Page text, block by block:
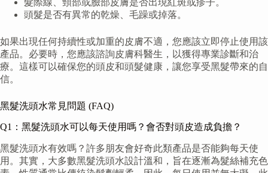
頭髮是否有異常的乾燥、毛躁或掉落。
如果出現任何持續性或加重的皮膚不適，您應該立即停止使用該
產品。必要時，您應該諮詢皮膚科醫生，以獲得專業診斷和治
療。這樣可以確保您的頭皮和頭髮健康，讓您享受黑髮帶來的自
信。
黑髮洗頭水常見問題 (FAQ)
Q1：黑髮洗頭水可以每天使用嗎？會否對頭皮造成負擔？
黑髮洗頭水有效嗎？許多朋友會好奇此類產品是否能夠每天使
用。其實，大多數黑髮洗頭水設計溫和，旨在逐漸為髮絲補充色